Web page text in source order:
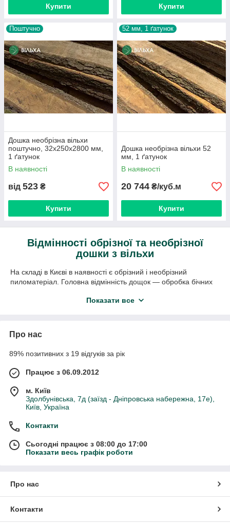
Купити Купити
Поштучно
Дошка необрізна вільхи
поштучно, 32х250х2800 мм,
1 ґатунок
В наявності
від 523 ₴
Купити
52 мм, 1 ґатунок
Дошка необрізна вільхи 52
мм, 1 ґатунок
В наявності
20 744 ₴/куб.м
Купити
Відмінності обрізної та необрізної
дошки з вільхи
На складі в Києві в наявності є обрізний і необрізний
пиломатеріал. Головна відмінність дощок — обробка бічних
Дошка обрізна вільхине має обзолу, хоча нормативні
зручна при транспортуванні та зберіганні.
кількість якої не регламентується. Дошки з обзолом дешевші,
але вимагають додаткового часу на підготовку торців. У
деяких проєктах необрізні дошки використовують із корою.
Наприклад, з пиломатеріалу створюють настінні панелі,
стільниці, предмети декору для інтер'єрів у стилі рустик,
кантрі, еко, лофт, індастріал, етно.
Показати все
Про нас
89% позитивних з 19 відгуків за рік
Працює з 06.09.2012
м. Київ
Здолбунівська, 7д (заїзд - Дніпровська набережна, 17е),
Київ, Україна
Контакти
Сьогодні працює з 08:00 до 17:00
Показати весь графік роботи
Про нас
Контакти